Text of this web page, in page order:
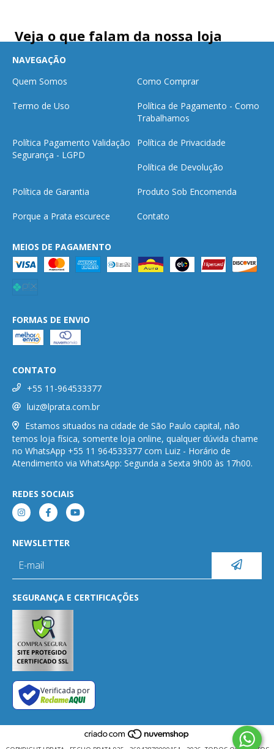
Veja o que falam da nossa loja
NAVEGAÇÃO
Quem Somos
Como Comprar
Termo de Uso
Política de Pagamento - Como
Trabalhamos
Política Pagamento Validação
Segurança - LGPD
Política de Privacidade
Política de Devolução
Política de Garantia Produto Sob Encomenda
Porque a Prata escurece Contato
MEIOS DE PAGAMENTO
FORMAS DE ENVIO
CONTATO
+55 11-964533377
luiz@lprata.com.br
Estamos situados na cidade de São Paulo capital, não
temos loja física, somente loja online, qualquer dúvida chame
no WhatsApp +55 11 964533377 com Luiz - Horário de
Atendimento via WhatsApp: Segunda a Sexta 9h00 às 17h00.
REDES SOCIAIS
NEWSLETTER
SEGURANÇA E CERTIFICAÇÕES
Verificada por